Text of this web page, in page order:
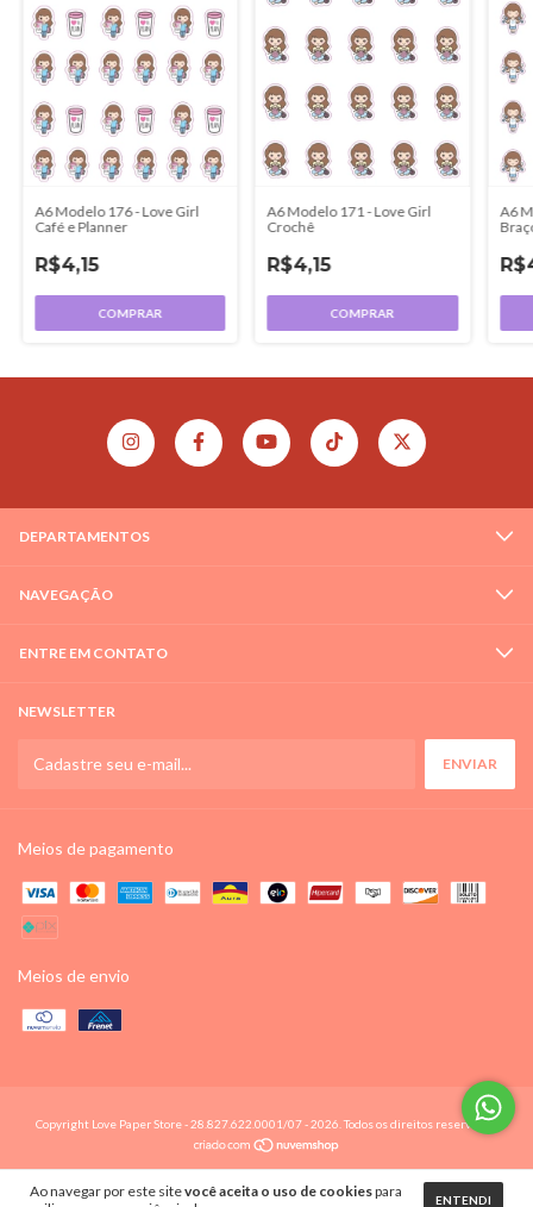
Ao navegar por este sitevocê aceita o uso de cookiespara
ENTENDI
A6 Modelo 176 - Love Girl
Café e Planner
R$4,15
COMPRAR
A6 Modelo 171 - Love Girl
Crochê
R$4,15
COMPRAR
A6
DEPARTAMENTOS
NAVEGAÇÃO
ENTRE EM CONTATO
NEWSLETTER
Meios de pagamento
Meios de envio
Copyright Love Paper Store - 28.827.622.0001/07 - 2026. Todos os direitos reservados.